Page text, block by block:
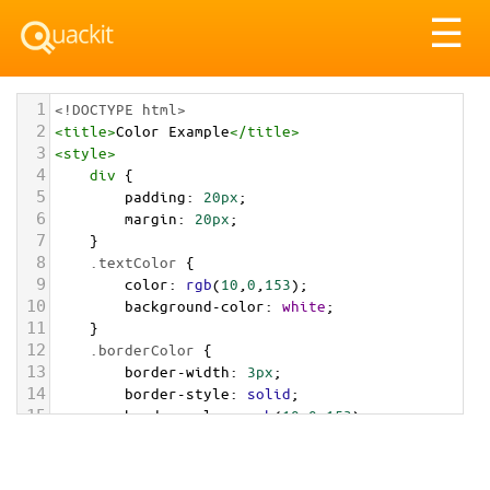
☰
1 <!DOCTYPE html>
2 <title>Color Example</title>
3 <style>
4 div {
5 padding: 20px;
6 margin: 20px;
7 }
8 .textColor {
9 color: rgb(10 0 153);
10 background-color: white;
11 }
12 .borderColor {
13 border-width: 3px;
14 border-style: solid;
15 border-color: rgb(10,0,153);